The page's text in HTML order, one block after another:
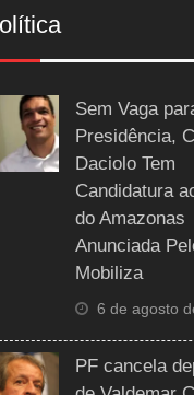
Sem Vaga
Presidência,
Daciolo Tem
Candidatura
do Amazonas
Anunciada
Mobiliza
6 de agosto
PF cancela